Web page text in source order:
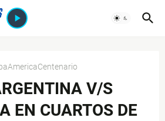
V/S
EN CUARTOS DE